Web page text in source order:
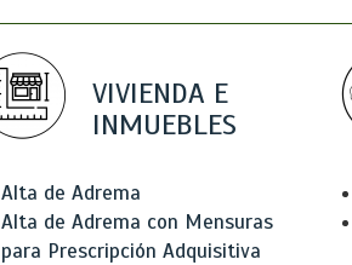
VIVIENDA E
INMUEBLES
Alta de Adrema
Alta de Adrema con Mensuras
para Prescripción Adquisitiva